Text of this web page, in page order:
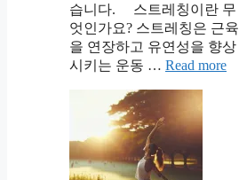
습니다. 스트레칭이란 무
엇인가요? 스트레칭은 근육
을 연장하고 유연성을 향상
시키는 운동 … Read more